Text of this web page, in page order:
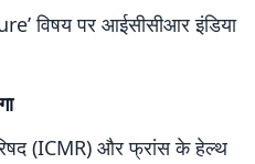
विषय पर आईसीसीआर इंडिया
(ICMR) और फ्रांस के हेल्थ